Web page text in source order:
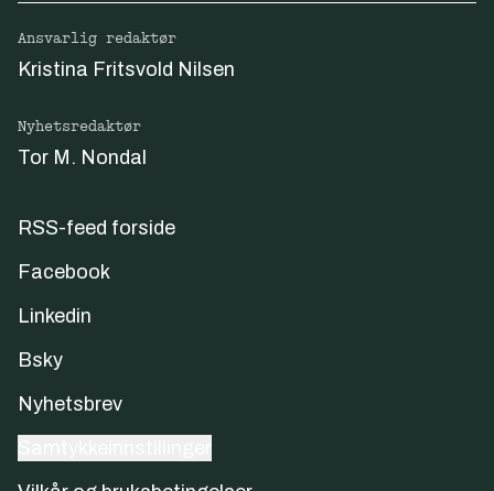
Ansvarlig redaktør
Kristina Fritsvold Nilsen
Nyhetsredaktør
Tor M. Nondal
RSS-feed forside
Facebook
Linkedin
Bsky
Nyhetsbrev